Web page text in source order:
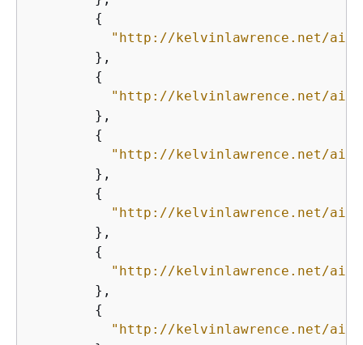
{
"http://kelvinlawrence.net/air-
        },
{
"http://kelvinlawrence.net/air-
        },
{
"http://kelvinlawrence.net/air-
        },
{
"http://kelvinlawrence.net/
        },
{
"http://kelvinlawrence.net/air-
        },
{
"http://kelvinlawrence.net/air-